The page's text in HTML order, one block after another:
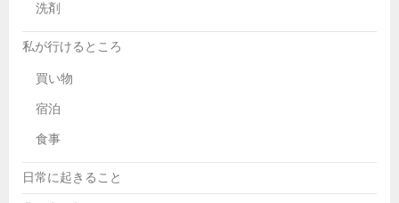
洗剤
私が行けるところ
買い物
宿泊
食事
日常に起きること